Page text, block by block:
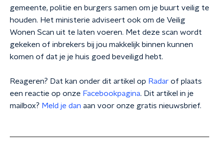
gemeente, politie en burgers samen om je buurt veilig te
houden. Het ministerie adviseert ook om de Veilig
Wonen Scan uit te laten voeren. Met deze scan wordt
gekeken of inbrekers bij jou makkelijk binnen kunnen
komen of dat je je huis goed beveiligd hebt.
Reageren? Dat kan onder dit artikel op Radar of plaats
een reactie op onze Facebookpagina. Dit artikel in je
mailbox? Meld je dan aan voor onze gratis nieuwsbrief.